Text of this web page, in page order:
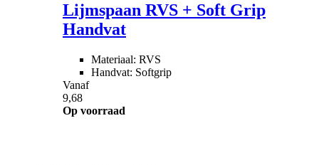
Lijmspaan RVS + Soft Grip
Handvat
Materiaal: RVS
Handvat: Softgrip
Vanaf
9,68
Op voorraad